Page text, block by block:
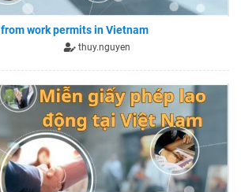
work permits in Vietnam
thuy.nguyen